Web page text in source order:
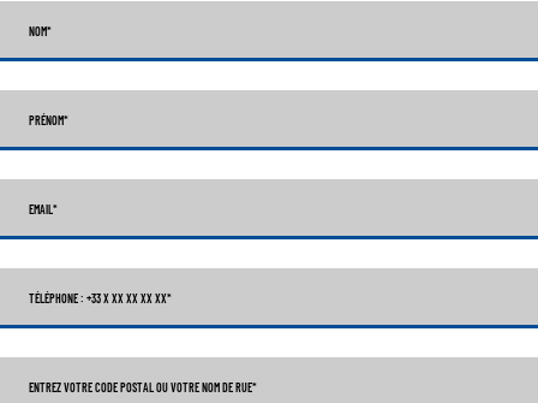
NOM*
PRÉNOM*
EMAIL*
TÉLÉPHONE : +33 X XX XX XX XX*
ENTREZ VOTRE CODE POSTAL OU VOTRE NOM DE RUE*